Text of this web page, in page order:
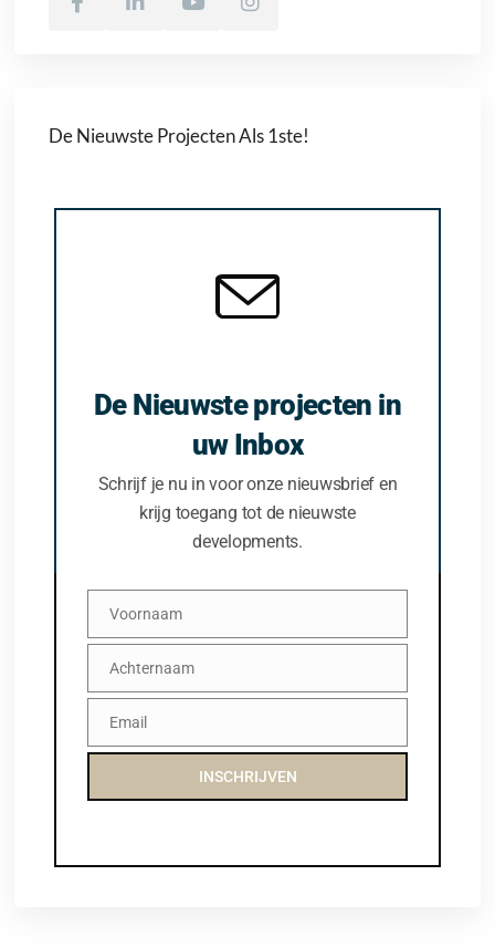
De Nieuwste Projecten Als 1ste!
De Nieuwste projecten in
uw Inbox
Schrijf je nu in voor onze nieuwsbrief en
krijg toegang tot de nieuwste
developments.
Voornaam
Voornaam
Achternaam
Achternaam
EmailEmail
INSCHRIJVEN